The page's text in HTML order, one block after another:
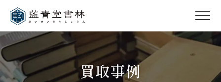
買取事例